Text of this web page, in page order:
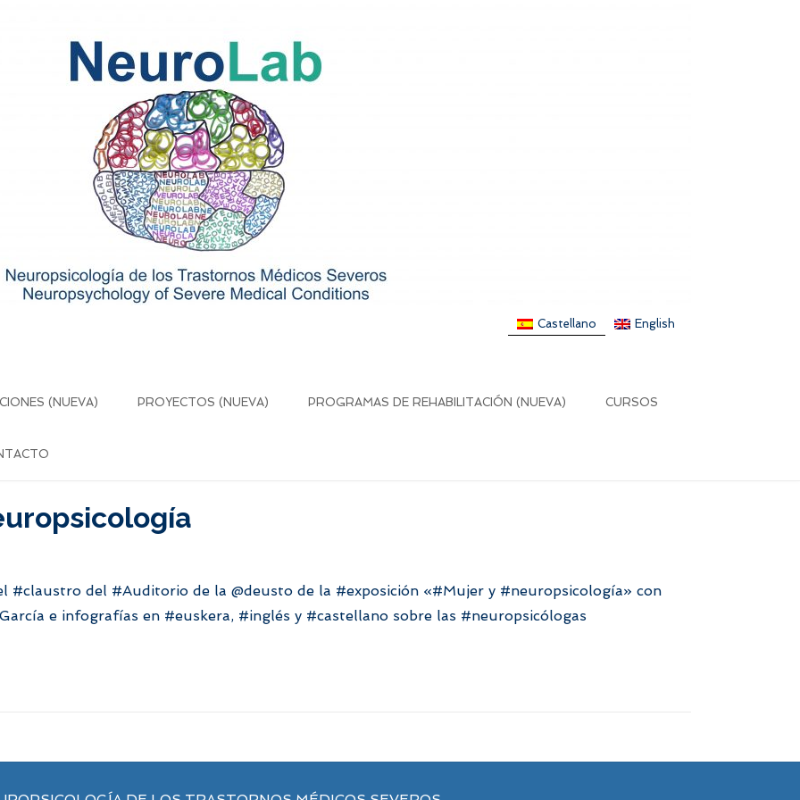
Castellano English
(NUEVA) PROYECTOS (NUEVA) PROGRAMAS DE REHABILITACIÓN (NUEVA) CURSOS
#claustro del #Auditorio de la @deusto de la #exposición «#Mujer y #neuropsicología» con
e infografías en #euskera, #inglés y #castellano sobre las #neuropsicólogas